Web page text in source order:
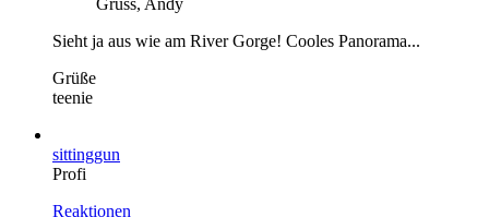
Sieht ja aus wie am River Gorge! Cooles Panorama...
Grüße
teenie
sittinggun
Profi
Reaktionen